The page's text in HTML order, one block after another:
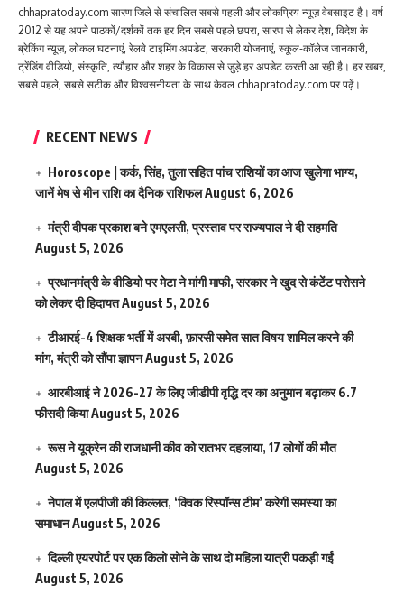
chhapratoday.com सारण जिले से संचालित सबसे पहली और लोकप्रिय न्यूज़ वेबसाइट है। वर्ष
2012 से यह अपने पाठकों/दर्शकों तक हर दिन सबसे पहले छपरा, सारण से लेकर देश, विदेश के
ब्रेकिंग न्यूज़, लोकल घटनाएं, रेलवे टाइमिंग अपडेट, सरकारी योजनाएं, स्कूल-कॉलेज जानकारी,
ट्रेंडिंग वीडियो, संस्कृति, त्यौहार और शहर के विकास से जुड़े हर अपडेट करती आ रही है। हर खबर,
सबसे पहले, सबसे सटीक और विश्वसनीयता के साथ केवल chhapratoday.com पर पढ़ें।
RECENT NEWS
Horoscope | कर्क, सिंह, तुला सहित पांच राशियों का आज खुलेगा भाग्य,
जानें मेष से मीन राशि का दैनिक राशिफलAugust 6, 2026
मंत्री दीपक प्रकाश बने एमएलसी, प्रस्ताव पर राज्यपाल ने दी सहमति
August 5, 2026
प्रधानमंत्री के वीडियो पर मेटा ने मांगी माफी, सरकार ने खुद से कंटेंट परोसने
को लेकर दी हिदायतAugust 5, 2026
टीआरई-4 शिक्षक भर्ती में अरबी, फ़ारसी समेत सात विषय शामिल करने की
मांग, मंत्री को सौंपा ज्ञापनAugust 5, 2026
आरबीआई ने 2026-27 के लिए जीडीपी वृद्धि दर का अनुमान बढ़ाकर 6.7
फीसदी कियाAugust 5, 2026
रूस ने यूक्रेन की राजधानी कीव को रातभर दहलाया, 17 लोगों की मौत
August 5, 2026
नेपाल में एलपीजी की किल्लत, ‘क्विक रिस्पॉन्स टीम’ करेगी समस्या का
समाधानAugust 5, 2026
दिल्ली एयरपोर्ट पर एक किलो सोने के साथ दो महिला यात्री पकड़ी गईं
August 5, 2026